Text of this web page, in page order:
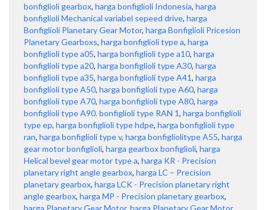
bonfiglioli gearbox, harga bonfiglioli Indonesia, harga
bonfiglioli Mechanical variabel sepeed drive, harga
Bonfiglioli Planetary Gear Motor, harga Bonfiglioli Pricesion
Planetary Gearboxs, harga bonfiglioli type a, harga
bonfiglioli type a05, harga bonfiglioli type a10, harga
bonfiglioli type a20, harga bonfiglioli type A30, harga
bonfiglioli type a35, harga bonfiglioli type A41, harga
bonfiglioli type A50, harga bonfiglioli type A60, harga
bonfiglioli type A70, harga bonfiglioli type A80, harga
bonfiglioli type A90. bonfiglioli type RAN 1, harga bonfiglioli
type ep, harga bonfiglioli type hdpe, harga bonfiglioli type
ran, harga bonfiglioli type v, harga bonfigliolitype A55, harga
gear motor bonfiglioli, harga gearbox bonfiglioli, harga
Helical bevel gear motor type a, harga KR - Precision
planetary right angle gearbox, harga LC – Precision
planetary gearbox, harga LCK - Precision planetary right
angle gearbox, harga MP - Precision planetary gearbox,
harga Planetary Gear Motor, harga Planetary Gear Motor